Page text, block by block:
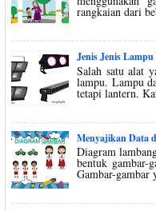
rangkaian dari
Jenis Jenis
Salah satu alat
lampu. Lampu
tetapi lantern.
Menyajikan Data
Diagram
bentuk
Gambar-gambar